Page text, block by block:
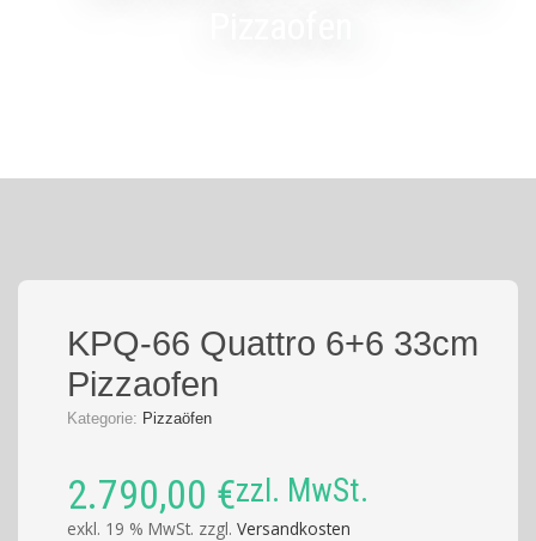
KPQ-66 Quattro 6+6 33cm
Pizzaofen
Kategorie: Pizzaöfen
2.790,00 €zzl. MwSt.
exkl. 19 % MwSt. zzgl. Versandkosten